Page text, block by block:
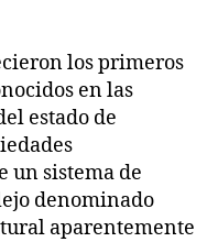
los primeros
en las
estado de
un sistema de
denominado
aparentemente